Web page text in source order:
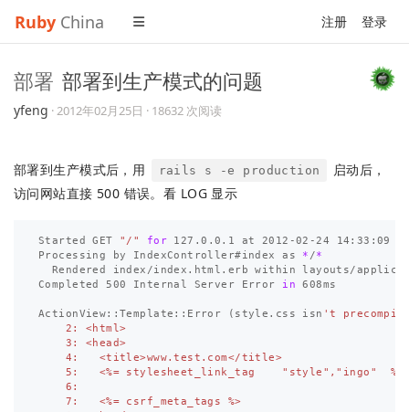
Ruby China 注册 登录
部署 部署到生产模式的问题
yfeng ·2012年02月25日 · 18632 次阅读
部署到生产模式后，用 rails s -e production
启动后，
访问网站直接 500 错误。看 LOG 显示
Started GET "/" for 127.0.0.1 at 2012-02-24 14:33:09
Processing by IndexController#index as * /*
Rendered index/index.html.erb within layouts/
Completed 500 Internal Server Error in 608ms
ActionView::Template::Error ( style.css isn 't
    2: <html>
    3: <head>
    4:   <title>www.test.com</title>
    5:   <%= stylesheet_link_tag    "style","ingo"  %>
    6:
    7:   <%= csrf_meta_tags %>